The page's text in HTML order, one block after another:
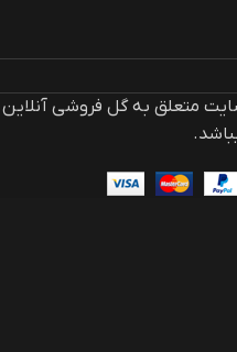
متعلق به گل فروشی آنلاین